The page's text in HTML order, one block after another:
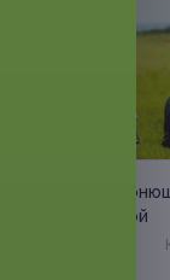
прогулка от
со скидкой